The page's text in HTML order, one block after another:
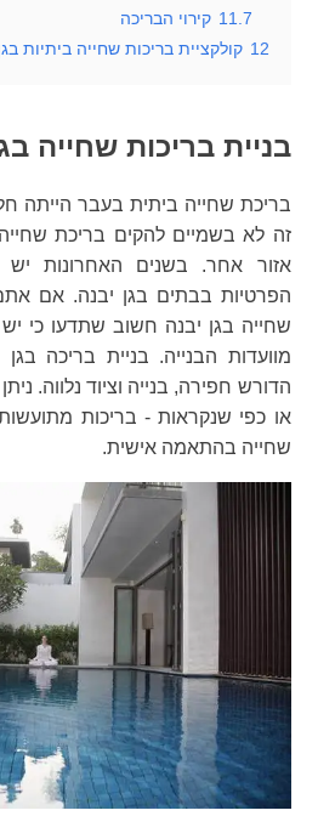
11.7 קירוי הבריכה
12 קולקציית בריכות שחייה ביתיות
בניית בריכות שחייה
בריכת שחייה ביתית בעבר הייתה
זה לא בשמיים להקים בריכת
אזור אחר. בשנים האחרונות יש
הפרטיות בבתים בגן יבנה. אם
שחייה בגן יבנה חשוב שתדעו כי יש
מוועדות הבנייה. בניית בריכה
הדורש חפירה, בנייה וציוד נלווה.
או כפי שנקראות - בריכות
שחייה בהתאמה אישית.